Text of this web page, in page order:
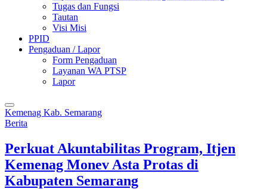
Tugas dan Fungsi
Tautan
Visi Misi
PPID
Pengaduan / Lapor
Form Pengaduan
Layanan WA PTSP
Lapor
Kemenag Kab. Semarang
Berita
Perkuat Akuntabilitas Program, Itjen
Kemenag Monev Asta Protas di
Kabupaten Semarang